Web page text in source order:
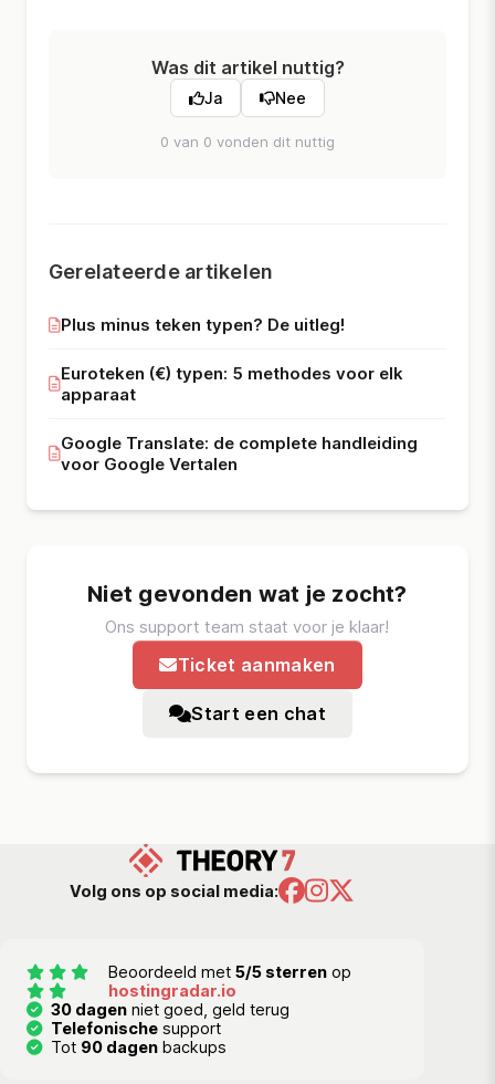
Was dit artikel nuttig?
Ja Nee
0 van 0 vonden dit nuttig
Gerelateerde artikelen
Plus minus teken typen? De uitleg!
Euroteken (€) typen: 5 methodes voor elk
apparaat
Google Translate: de complete handleiding
voor Google Vertalen
Niet gevonden wat je zocht?
Ons support team staat voor je klaar!
Ticket aanmaken
Start een chat
Volg ons op social media:
Beoordeeld met 5/5 sterrenop
hostingradar.io
30 dagen niet goed, geld terug
Telefonische support
Tot 90 dagen backups